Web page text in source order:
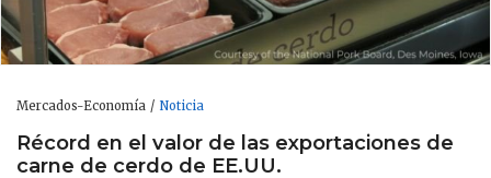
Mercados-Economía Noticia
Récord en el valor de las exportaciones de
carne de cerdo de EE.UU.